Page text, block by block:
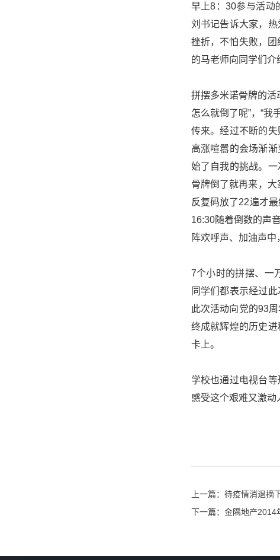
早上8：30参与活动
刘书记告诉大家，
挫折，不怕失败，
的马老师向同学们介
拼摆多米诺骨牌的活
怎么就倒了呢”，“我
传来。经过不断的
高涨喧嚣的会场渐
始了自我的挑战。
骨牌倒了就再来，大
反复码放了22遍才
16:30随着倒数的声
阵欢呼声、加油声中
7个小时的拼摆、一
同学们都表示经过
此次活动向党的93
终成就辉煌的历史
卡上。
学校也通过电视台
感受这个艰难又激动
上一篇：待疫情消退摘
下一篇：金隅地产2014